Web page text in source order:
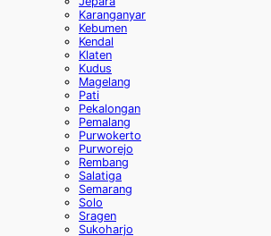
Karanganyar
Kebumen
Kendal
Klaten
Kudus
Magelang
Pati
Pekalongan
Pemalang
Purwokerto
Purworejo
Rembang
Salatiga
Semarang
Solo
Sragen
Sukoharjo